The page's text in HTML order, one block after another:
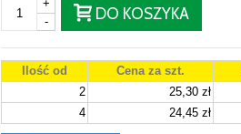
-
+
DO KOSZYKA
Ilość od Cena za szt.
2
25,30 zł
4
24,45 zł